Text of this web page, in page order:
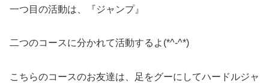
一つ目の活動は、『ジャンプ』
二つのコースに分かれて活動するよ(*^-^*)
こちらのコースのお友達は、足をグーにしてハードルジャ